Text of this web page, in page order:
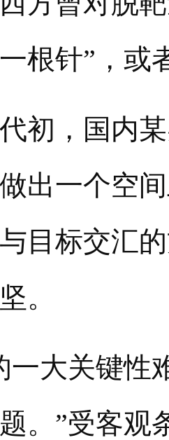
根针”，或
初，国内
出一个空
目标交汇
。
一大关键性
。”受客观